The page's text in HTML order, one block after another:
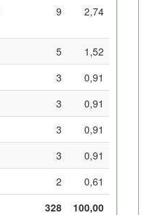
9 2,74
5
1,52
3
0,91
3
0,91
3
0,91
3
0,91
2
0,61
328
100,00